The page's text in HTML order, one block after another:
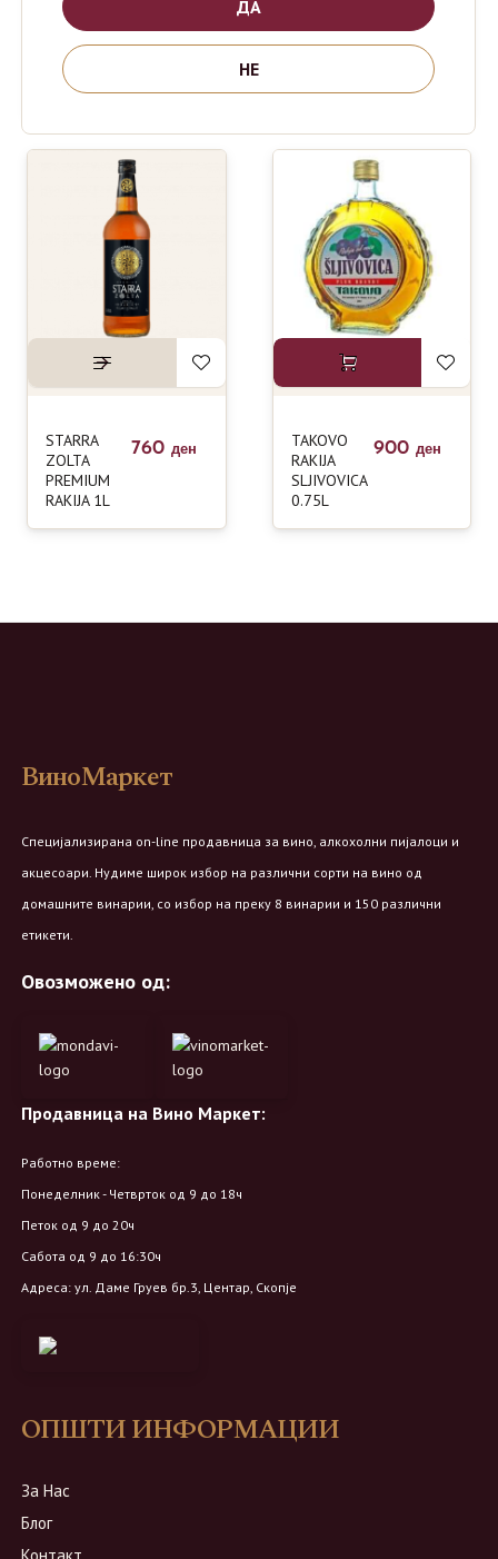
BOVIN SV.
TRIFUN
PREMIUM
RAKIJA 0.5 L
740
TIKVES
WINERY
ZOLTA 1L
760
STARRA
ZOLTA
PREMIUM
RAKIJA 1L
760 ден
TAKOVO
RAKIJA
SLJIVOVICA
0.75L
900 ден
ВиноМаркет
Специјализирана on-line продавница за вино, алкохолни пијалоци и
акцесоари. Нудиме широк избор на различни сорти на вино од
домашните винарии, со избор на преку 8 винарии и 150 различни
етикети.
Овозможено од:
Продавница на Вино Маркет:
Работно време:
Понеделник - Четврток од 9 до 18ч
Петок од 9 до 20ч
Сабота од 9 до 16:30ч
Адреса: ул. Даме Груев бр.3, Центар, Скопје
ОПШТИ ИНФОРМАЦИИ
За Нас
Блог
ДА
НЕ